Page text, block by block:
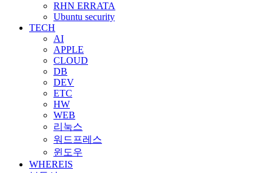
RHN ERRATA
Ubuntu security
TECH
AI
APPLE
CLOUD
DB
DEV
ETC
HW
WEB
리눅스
워드프레스
윈도우
WHEREIS